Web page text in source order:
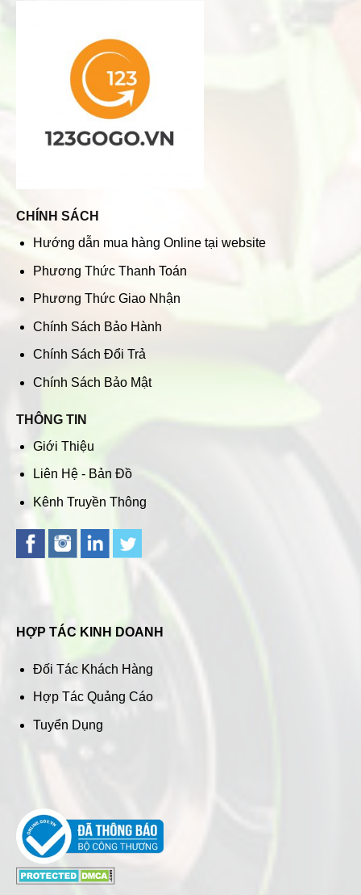
CHÍNH SÁCH
Hướng dẫn mua hàng Online tại website
Phương Thức Thanh Toán
Phương Thức Giao Nhận
Chính Sách Bảo Hành
Chính Sách Đổi Trả
Chính Sách Bảo Mật
THÔNG TIN
Giới Thiệu
Liên Hệ - Bản Đồ
Kênh Truyền Thông
HỢP TÁC KINH DOANH
Đối Tác Khách Hàng
Hợp Tác Quảng Cáo
Tuyển Dụng